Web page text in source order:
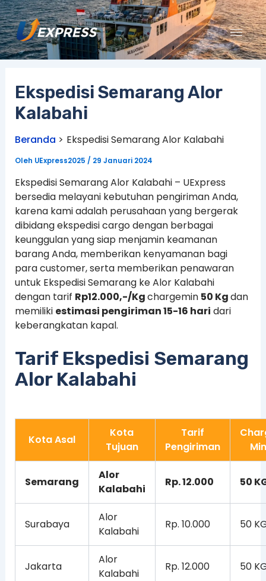
Lewati
ke
konten
Ekspedisi Semarang Alor
Kalabahi
Beranda Ekspedisi Semarang Alor Kalabahi
Oleh UExpress2025 / 29 Januari 2024
Ekspedisi Semarang Alor Kalabahi – UExpress
bersedia melayani kebutuhan pengiriman Anda,
karena kami adalah perusahaan yang bergerak
dibidang ekspedisi cargo dengan berbagai
keunggulan yang siap menjamin keamanan
barang Anda, memberikan kenyamanan bagi
para customer, serta memberikan penawaran
untuk Ekspedisi Semarang ke Alor Kalabahi
dengan tarif Rp12.000,-/Kgchargemin 50 Kgdan
memiliki estimasi pengiriman 15-16 hari dari
keberangkatan kapal.
Tarif Ekspedisi Semarang
Alor Kalabahi
Kota Asal
Kota
Tujuan
Tarif
Pengiriman
Min
Semarang
Alor
Kalabahi
Rp. 12.000 50
Surabaya
Alor
Kalabahi
Rp. 10.000 50
Jakarta
Alor
Kalabahi
Rp. 12.000 50